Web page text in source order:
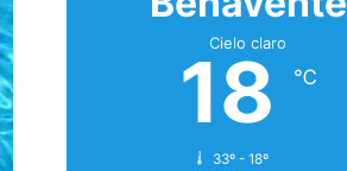
Cielo claro
18 ℃
33º - 18º